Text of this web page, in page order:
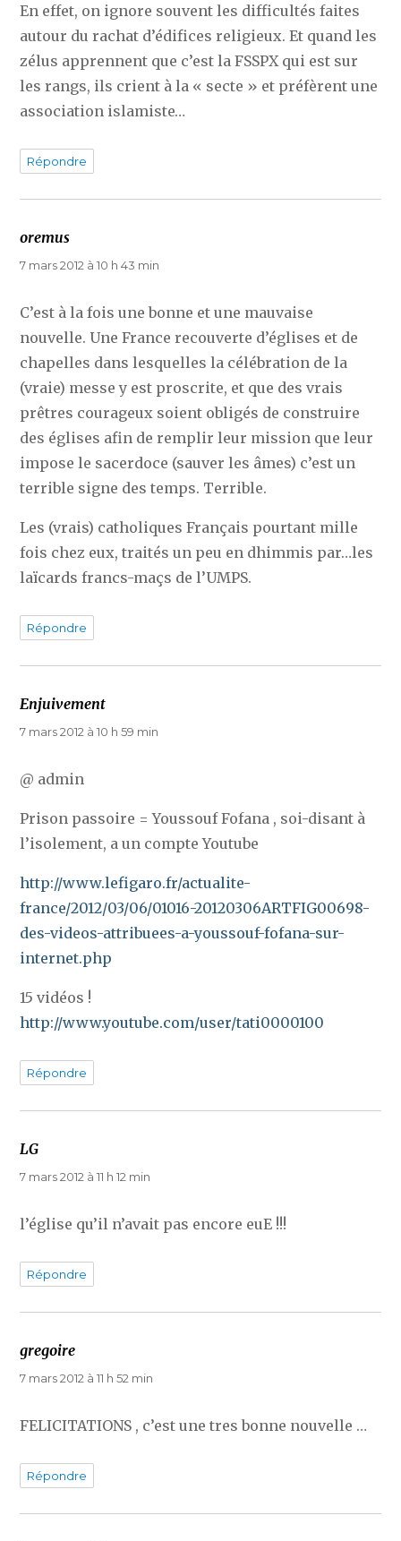
En effet, on ignore souvent les difficultés faites
autour du rachat d’édifices religieux. Et quand les
zélus apprennent que c’est la FSSPX qui est sur
les rangs, ils crient à la « secte » et préfèrent une
association islamiste…
Répondre
oremus
7 mars 2012 à 10 h 43 min
C’est à la fois une bonne et une mauvaise
nouvelle. Une France recouverte d’églises et de
chapelles dans lesquelles la célébration de la
(vraie) messe y est proscrite, et que des vrais
prêtres courageux soient obligés de construire
des églises afin de remplir leur mission que leur
impose le sacerdoce (sauver les âmes) c’est un
terrible signe des temps. Terrible.
Les (vrais) catholiques Français pourtant mille
fois chez eux, traités un peu en dhimmis par…les
laïcards francs-maçs de l’UMPS.
Répondre
Enjuivement
7 mars 2012 à 10 h 59 min
@ admin
Prison passoire = Youssouf Fofana , soi-disant à
l’isolement, a un compte Youtube
http://www.lefigaro.fr/actualite-
france/2012/03/06/01016-20120306ARTFIG00698-
des-videos-attribuees-a-youssouf-fofana-sur-
internet.php
15 vidéos !
http://www.youtube.com/user/tati0000100
Répondre
LG
7 mars 2012 à 11 h 12 min
l’église qu’il n’avait pas encore euE !!!
Répondre
gregoire
7 mars 2012 à 11 h 52 min
FELICITATIONS , c’est une tres bonne nouvelle …
Répondre